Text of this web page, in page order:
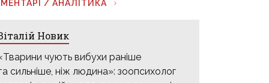
/ АНАЛІТИКА
Новик
чують вибухи раніше
сильніше, ніж людина»: зоопсихолог